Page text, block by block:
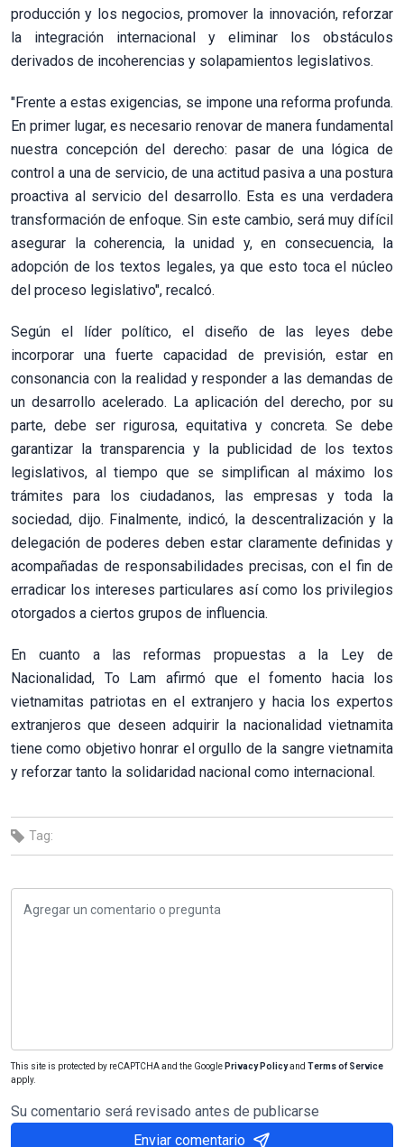
producción y los negocios, promover la innovación, reforzar
la integración internacional y eliminar los obstáculos
derivados de incoherencias y solapamientos legislativos.
"Frente a estas exigencias, se impone una reforma profunda.
En primer lugar, es necesario renovar de manera fundamental
nuestra concepción del derecho: pasar de una lógica de
control a una de servicio, de una actitud pasiva a una postura
proactiva al servicio del desarrollo. Esta es una verdadera
transformación de enfoque. Sin este cambio, será muy difícil
asegurar la coherencia, la unidad y, en consecuencia, la
adopción de los textos legales, ya que esto toca el núcleo
del proceso legislativo", recalcó.
Según el líder político, el diseño de las leyes debe
incorporar una fuerte capacidad de previsión, estar en
consonancia con la realidad y responder a las demandas de
un desarrollo acelerado. La aplicación del derecho, por su
parte, debe ser rigurosa, equitativa y concreta. Se debe
garantizar la transparencia y la publicidad de los textos
legislativos, al tiempo que se simplifican al máximo los
trámites para los ciudadanos, las empresas y toda la
sociedad, dijo. Finalmente, indicó, la descentralización y la
delegación de poderes deben estar claramente definidas y
acompañadas de responsabilidades precisas, con el fin de
erradicar los intereses particulares así como los privilegios
otorgados a ciertos grupos de influencia.
En cuanto a las reformas propuestas a la Ley de
Nacionalidad, To Lam afirmó que el fomento hacia los
vietnamitas patriotas en el extranjero y hacia los expertos
extranjeros que deseen adquirir la nacionalidad vietnamita
tiene como objetivo honrar el orgullo de la sangre vietnamita
y reforzar tanto la solidaridad nacional como internacional.
Tag:
This site is protected by reCAPTCHA and the Google Privacy Policyand Terms of Service
apply.
Su comentario será revisado antes de publicarse
Enviar comentario